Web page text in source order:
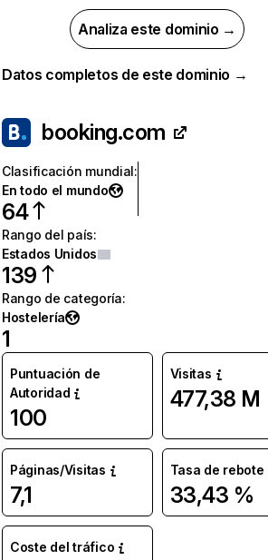
Analiza este dominio →
Datos completos de este dominio →
booking.com
Clasificación mundial:
En todo el mundo
64
Rango del país:
Estados Unidos
139
Rango de categoría:
Hostelería
1
Puntuación de
Autoridad
100
Visitas
477,38 M
Páginas/Visitas
7,1
Tasa de rebote
33,43 %
Coste del tráfico